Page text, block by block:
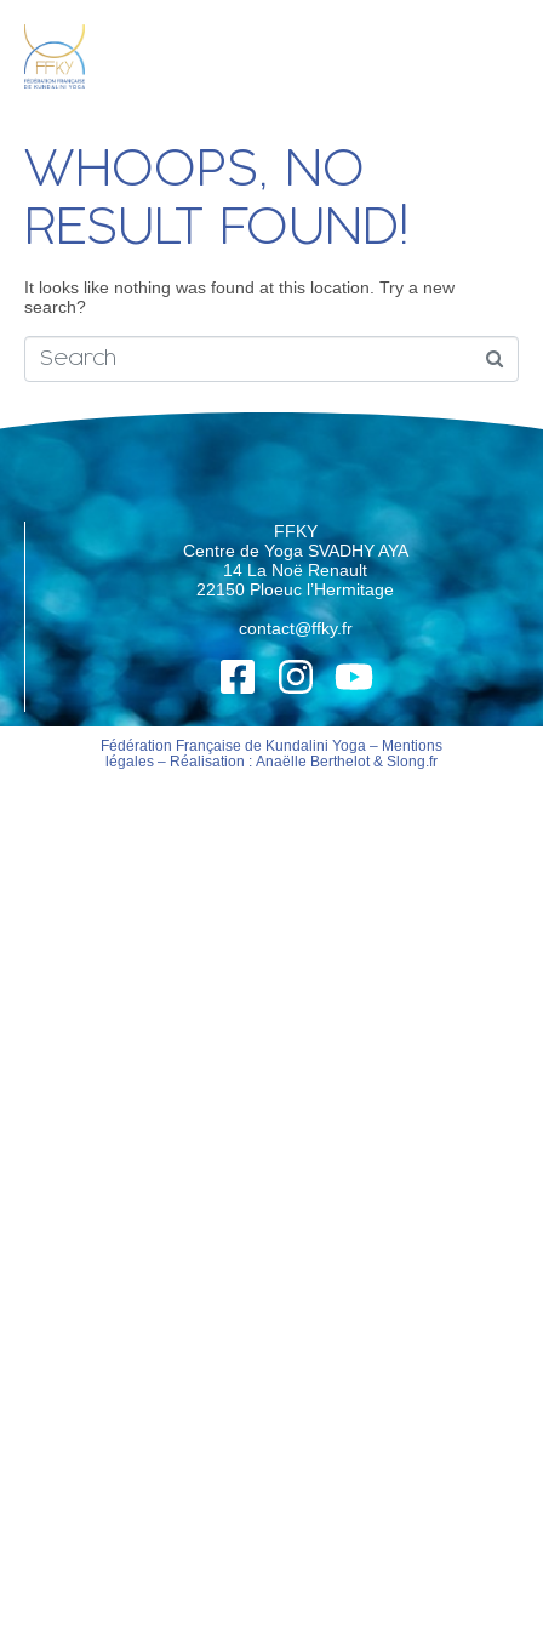
WHOOPS, NO
RESULT FOUND!
It looks like nothing was found at this location. Try a new
search?
FFKY
Centre de Yoga SVADHY AYA
14 La Noë Renault
22150 Ploeuc l’Hermitage
contact@ffky.fr
Fédération Française de Kundalini Yoga – Mentions
légales– Réalisation : Anaëlle Berthelot& Slong.fr